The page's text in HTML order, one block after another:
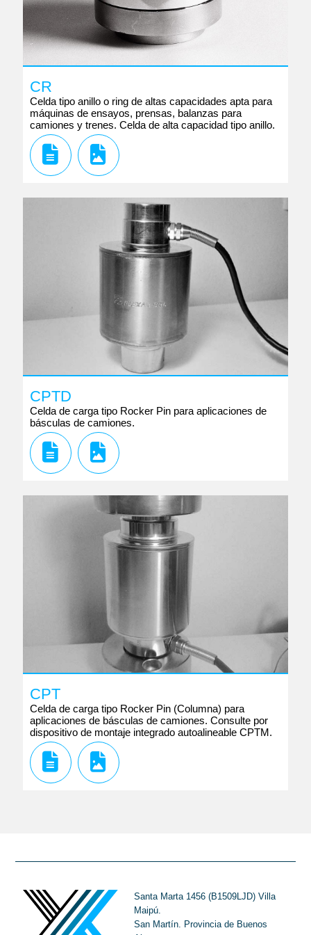
CR
Celda tipo anillo o ring de altas capacidades apta para
máquinas de ensayos, prensas, balanzas para
camiones y trenes. Celda de alta capacidad tipo anillo.
CPTD
Celda de carga tipo Rocker Pin para aplicaciones de
básculas de camiones.
CPT
Celda de carga tipo Rocker Pin (Columna) para
aplicaciones de básculas de camiones. Consulte por
dispositivo de montaje integrado autoalineable CPTM.
Santa Marta 1456 (B1509LJD) Villa
Maipú.
San Martín. Provincia de Buenos